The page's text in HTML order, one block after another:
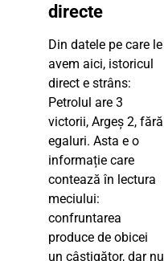
directe
Din datele pe care le
avem aici, istoricul
direct e strâns:
Petrolul are 3
victorii, Argeș 2, fără
egaluri. Asta e o
informație care
contează în lectura
meciului:
confruntarea
produce de obicei
un câștigător, dar nu